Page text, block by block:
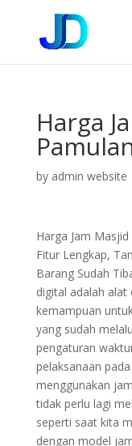
Harga
by admin website
Harga Jam
Fitur Lengkap,
Barang Sudah
digital adalah
kemampuan
yang sudah
pengaturan
pelaksanaan
menggunakan
tidak perlu lagi
seperti saat kita
dengan model